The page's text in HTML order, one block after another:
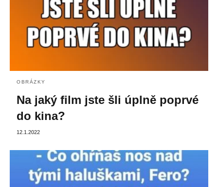
OBRÁZKY
Na jaký film jste šli úplně poprvé
do kina?
12.1.2022